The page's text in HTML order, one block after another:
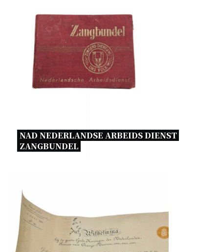
NAD NEDERLANDSE ARBEIDS DIENST
ZANGBUNDEL